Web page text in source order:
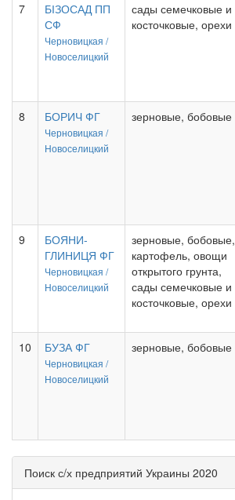
7
БІЗОСАД ПП
СФ
Черновицкая /
Новоселицкий
сады семечковые и
косточковые, орехи
8
БОРИЧ ФГ
Черновицкая /
Новоселицкий
зерновые, бобовые
9
БОЯНИ-
ГЛИНИЦЯ ФГ
Черновицкая /
Новоселицкий
зерновые, бобовые,
картофель, овощи
открытого грунта,
сады семечковые и
косточковые, орехи
10
БУЗА ФГ
Черновицкая /
Новоселицкий
зерновые, бобовые
Поиск с/х предприятий Украины 2020